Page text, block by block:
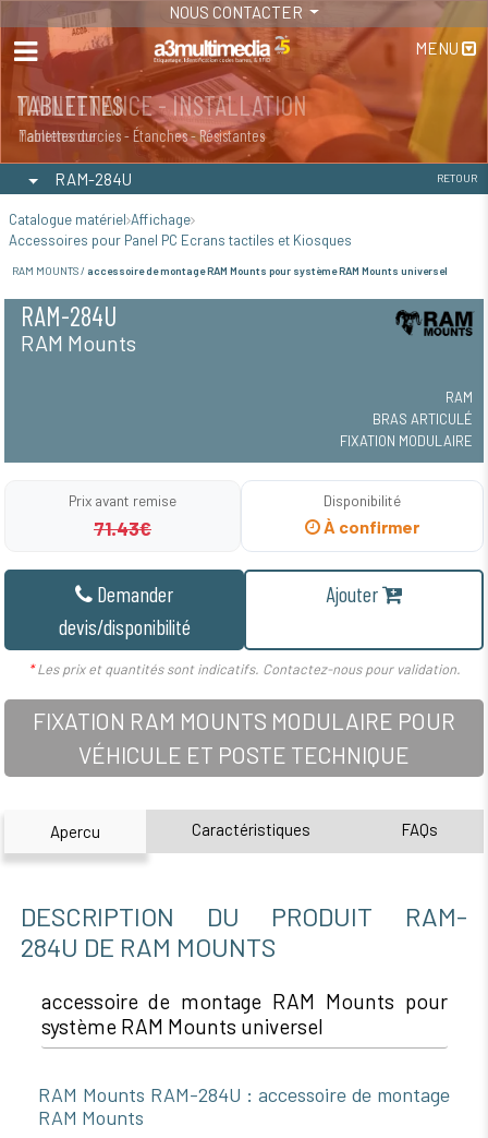
NOUS CONTACTER
MENU
MAINTENANCE - INSTALLATION
Maintenance
TABLETTES
Tablettes durcies - Étanches - Résistantes
RAM-284U RETOUR
Catalogue matériel Affichage
Accessoires pour Panel PC Ecrans tactiles et Kiosques
RAM MOUNTS / accessoire de montage RAM Mounts pour système RAM Mounts universel
RAM-284U
RAM Mounts
RAM
BRAS ARTICULÉ
FIXATION MODULAIRE
Prix avant remise
71.43€
Disponibilité
À confirmer
Demander
devis/disponibilité
Ajouter
*Les prix et quantités sont indicatifs. Contactez-nous pour validation.
FIXATION RAM MOUNTS MODULAIRE POUR
VÉHICULE ET POSTE TECHNIQUE
Apercu Caractéristiques FAQs
DESCRIPTION DU PRODUIT RAM-
284U DE RAM MOUNTS
accessoire de montage RAM Mounts pour
système RAM Mounts universel
RAM Mounts RAM-284U : accessoire de montage
RAM Mounts